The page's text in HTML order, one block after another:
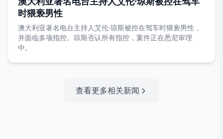
时猥亵男性
澳大利亚著名电台主持人艾伦·琼斯被控在驾车时猥亵男性，
并面临多项指控。琼斯否认所有指控，案件正在悉尼审理
中。
查看更多相关新闻